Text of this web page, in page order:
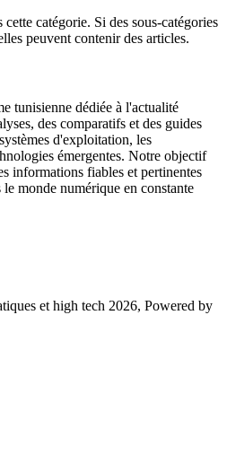
catégorie. Si des sous-catégories
peuvent contenir des articles.
tunisienne dédiée à l'actualité
des comparatifs et des guides
d'exploitation, les
émergentes. Notre objectif
informations fiables et pertinentes
monde numérique en constante
et high tech 2026, Powered by